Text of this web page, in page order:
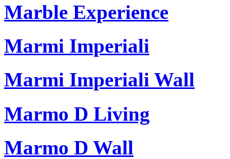
Marble Experience
Marmi Imperiali
Marmi Imperiali Wall
Marmo D Living
Marmo D Wall